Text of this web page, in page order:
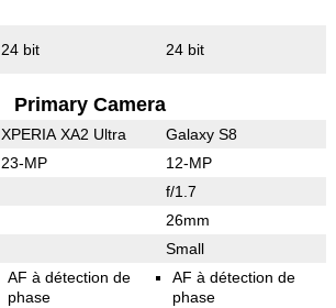
24 bit 24 bit
Primary Camera
XPERIA XA2 Ultra Galaxy S8
23-MP 12-MP
f/1.7
26mm
Small
AF à détection de
phase
AF à détection de
phase